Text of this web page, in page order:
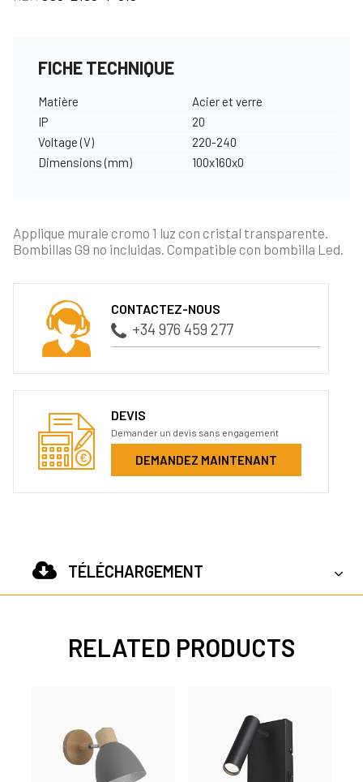
FICHE TECHNIQUE
Matière
Acier et verre
IP
20
Voltage (V)
220-240
Dimensions (mm)
100x160x0
Applique murale cromo 1 luz con cristal transparente.
Bombillas G9 no incluidas. Compatible con bombilla Led.
CONTACTEZ-NOUS
+34 976 459 277
DEVIS
Demander un devis sans engagement
DEMANDEZ MAINTENANT
TÉLÉCHARGEMENT
RELATED PRODUCTS